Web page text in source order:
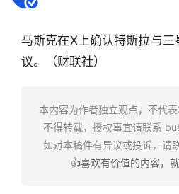
马斯克在X上确认特斯拉与
议。（财联社）
本内容为作者独立观点，不代
不得转载，授权事宜请联系
如对本稿件有异议或投诉，请
👍喜欢有价值的内容，